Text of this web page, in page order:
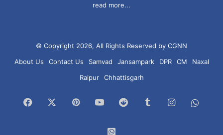
read more...
© Copyright 2026, All Rights Reserved by CGNN
About Us
Contact Us Samvad Jansampark DPR CM
Naxal
Raipur
Chhattisgarh
Facebook PinterestYouTubeReddit TumblrInstagram